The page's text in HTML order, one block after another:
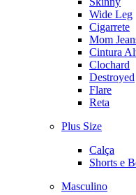
Wide Leg
Cigarrete
Mom
Cintura
Clochard
Destroyed
Flare
Reta
Plus Size
Calça
Shorts e
Masculino